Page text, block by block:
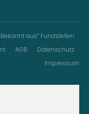
aus“ Fundstellen
AGB
Datenschutz
Impressum